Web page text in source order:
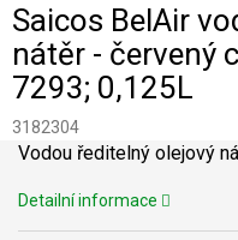
Saicos BelAir
nátěr - červený
7293; 0,125L
3182304
Vodou ředitelný olejový
Detailní informace